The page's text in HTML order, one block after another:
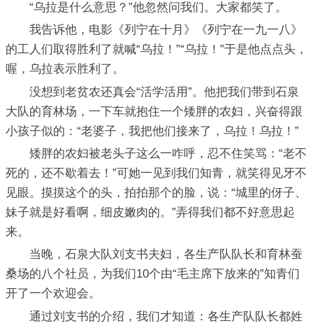
“乌拉是什么意思？”他忽然问我们。大家都笑了。
我告诉他，电影《列宁在十月》《列宁在一九一八》
的工人们取得胜利了就喊“乌拉！”“乌拉！”于是他点点头，
喔，乌拉表示胜利了。
没想到老贫农还真会“活学活用”。他把我们带到石泉
大队的育林场，一下车就抱住一个矮胖的农妇，兴奋得跟
小孩子似的：“老婆子，我把他们接来了，乌拉！乌拉！”
矮胖的农妇被老头子这么一咋呼，忍不住笑骂：“老不
死的，还不歇着去！”可她一见到我们知青，就笑得见牙不
见眼。摸摸这个的头，拍拍那个的脸，说：“城里的伢子、
妹子就是好看啊，细皮嫩肉的。”弄得我们都不好意思起
来。
当晚，石泉大队刘支书夫妇，各生产队队长和育林蚕
桑场的八个社员，为我们10个由“毛主席下放来的”知青们
开了一个欢迎会。
通过刘支书的介绍，我们才知道：各生产队队长都姓